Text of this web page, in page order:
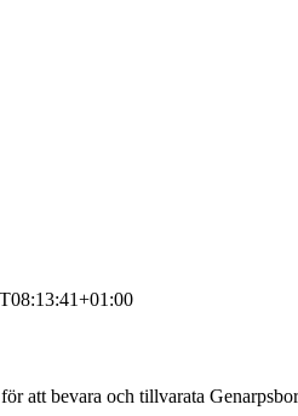
att bevara och tillvarata